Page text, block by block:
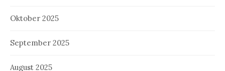
Oktober 2025
September 2025
August 2025